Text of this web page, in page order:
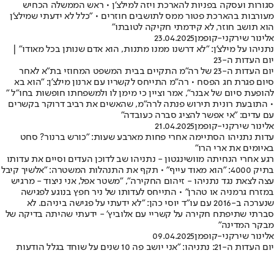
סגורות ועסקה בפניות להארכת ויזה למילצ'ן • ראש הממשלה הכחיש
מעורבות בהארכת פטור ממס לתושבים חוזרים • "כלל לא ידעתי שמילצ'ן
הוא תושב חוזר, לא קידמתי חקיקה לטובתו"
אלינור שירקני-קופמן23.04.2025
נתניהו על מילצ'ן: "לא דרשנו ממנו מתנות, הוא אדם שנותן בכל מאודו" |
יום העדות ה-23
יום העדות ה-23 של רה"מ התקיים בבית המשפט המחוזי בת"א לאחר
סיום פגרת חג הפסח • רה"מ התייחס לקשריו עם ארנון מילצ'ן: "הוא בא
להופעת סיום של אבנר", אמר וציין כי מימן לו ולמשפחתו חופשות בחו"ל "
• התובעת רונית תירוש פנתה לרה"מ, שהאשים את רביב דרוקר בקשרים
עם עדים: "אי אפשר להציג סברה כעובדה"
אלינור שירקני-קופמן21.04.2025
עדות נתניהו הסתיימה אחרי פחות מארבע שעות: "כורש ברנור? סחט
באיומים את ארי הרו"
רגע אחרי הנחיתה מוושינגטון - נתניהו שב לדוכן העדים וסיים את עדותו
בתיק 4000: "הוא מאוד עייף" • תקף את התנהלות המשטרה: "אלשיך קיבל
עצה לצאת נגד נתניהו - זיהום החקירה", "משטר אפל, אני ניצוד - מרגיש
במזרח גרמניה או טהרן" • התייחס לעדותו של ניר חפץ בנוגע לפגישה
שנערכה ב-2016 עם עו"ד יוסי כהן: "לא ידעתי על פגישה ביניהם. לא
סברתי שתיפתח חקירה על קשריי עם אלוביץ' - ידעתי שהיתה בדיקה של
מבקר המדינה"
אלינור שירקני-קופמן09.04.2025
יום העדות ה-21: נתניהו: "אני יושב פה 10 שנים על שוחד בגלל הודעות